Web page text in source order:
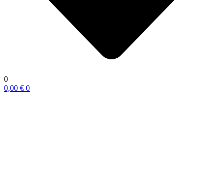
0
0,00 € 0